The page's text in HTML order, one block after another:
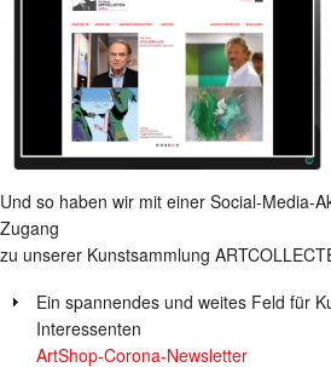
Und so haben wir mit einer Social-Media-
Zugang
zu unserer Kunstsammlung
Ein spannendes und weites Feld für
Interessenten
ArtShop-Corona-Newsletter